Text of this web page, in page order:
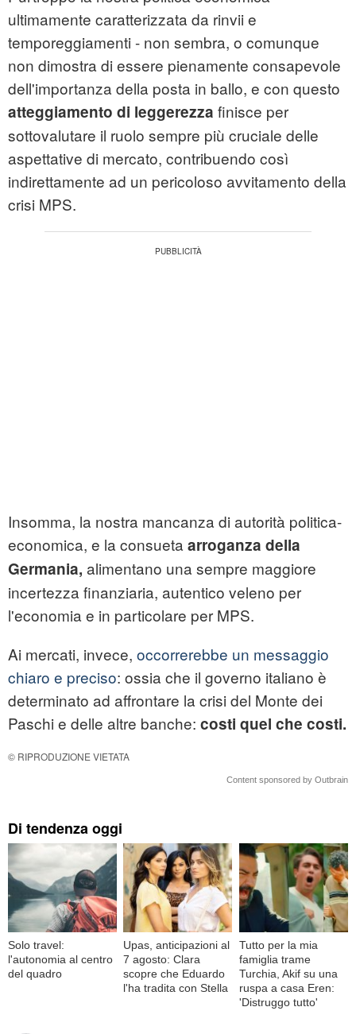
ultimamente caratterizzata da rinvii e
temporeggiamenti - non sembra, o comunque
non dimostra di essere pienamente consapevole
dell'importanza della posta in ballo, e con questo
atteggiamento di leggerezza finisce per
sottovalutare il ruolo sempre più cruciale delle
aspettative di mercato, contribuendo così
indirettamente ad un pericoloso avvitamento della
crisi MPS.
Insomma, la nostra mancanza di autorità politica-
economica, e la consueta arroganza della
Germania, alimentano una sempre maggiore
incertezza finanziaria, autentico veleno per
l'economia e in particolare per MPS.
Ai mercati, invece, occorrerebbe un messaggio
chiaro e preciso: ossia che il governo italiano è
determinato ad affrontare la crisi del Monte dei
Paschi e delle altre banche: costi quel che costi.
© RIPRODUZIONE VIETATA
Content sponsored by Outbrain
Di tendenza oggi
Solo travel:
l'autonomia al centro
del quadro
Upas, anticipazioni al
7 agosto: Clara
scopre che Eduardo
l'ha tradita con Stella
Tutto per la mia
famiglia trame
Turchia, Akif su una
ruspa a casa Eren:
'Distruggo tutto'